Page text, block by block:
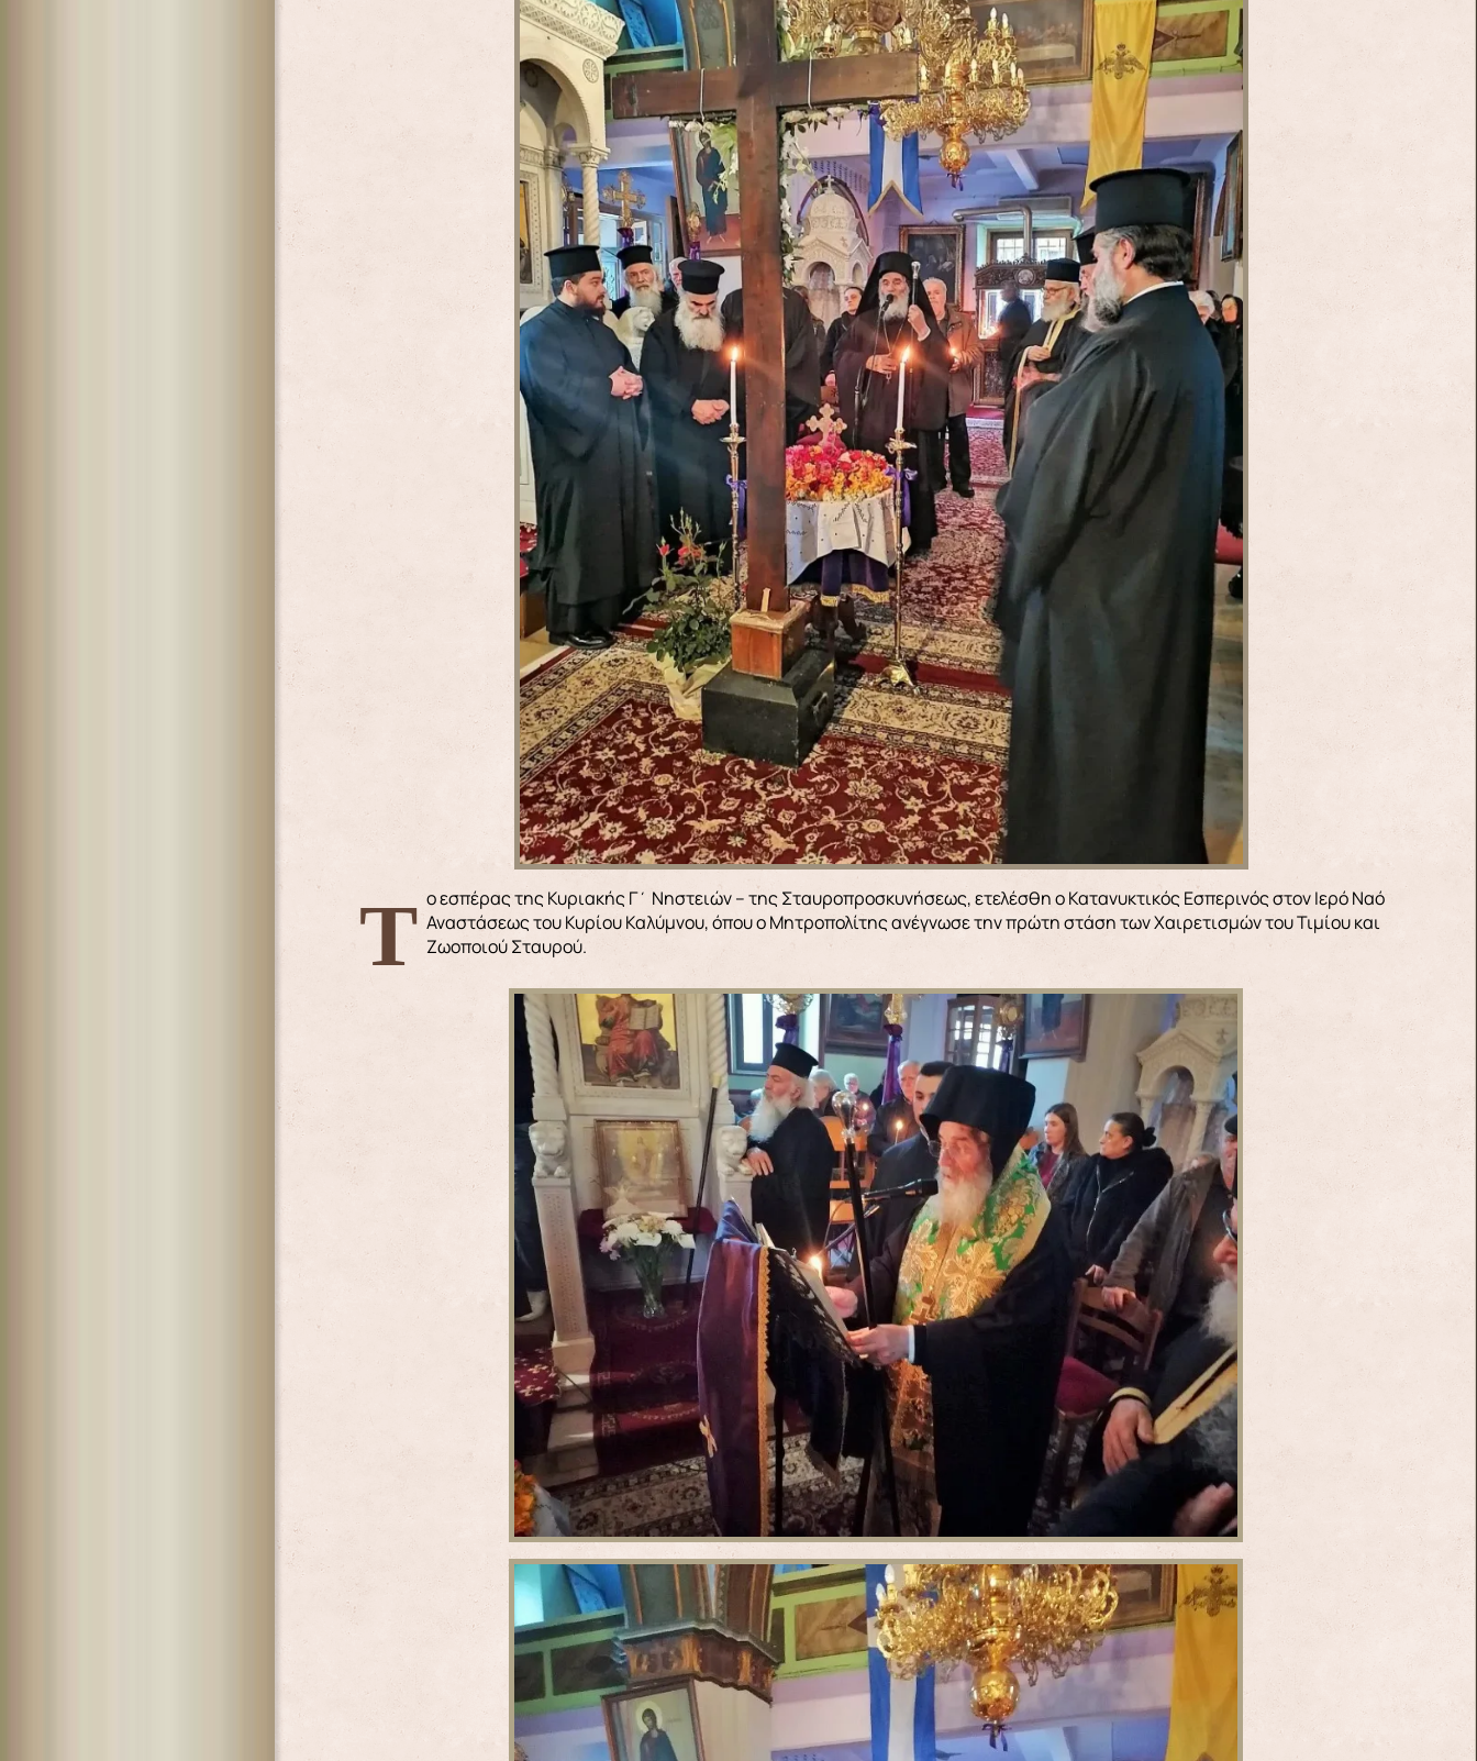
Το εσπέρας της Κυριακής Γ΄ Νηστειών – της Σταυροπροσκυνήσεως, ετελέσθη ο Κατανυκτικός Εσπερινός στον Ιερό Ναό Αναστάσεως του Κυρίου Καλύμνου, όπου ο Μητροπολίτης ανέγνωσε την πρώτη στάση των Χαιρετισμών του Τιμίου και
Ζωοποιού Σταυρού.